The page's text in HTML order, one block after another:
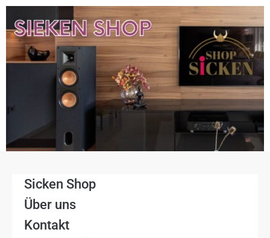
Sicken Shop
Über uns
Kontakt